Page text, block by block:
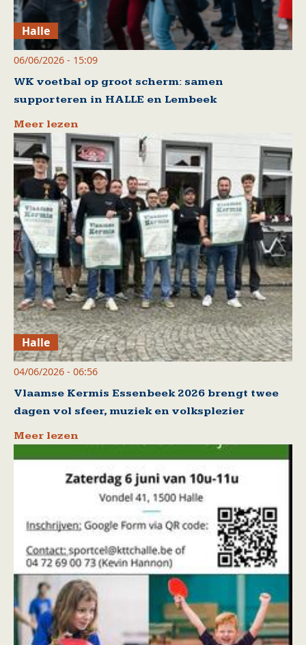
Halle
06/06/2026 - 15:09
WK voetbal op groot scherm: samen
supporteren in HALLE en Lembeek
Meer lezen
Halle
04/06/2026 - 06:56
Vlaamse Kermis Essenbeek 2026 brengt twee
dagen vol sfeer, muziek en volksplezier
Meer lezen